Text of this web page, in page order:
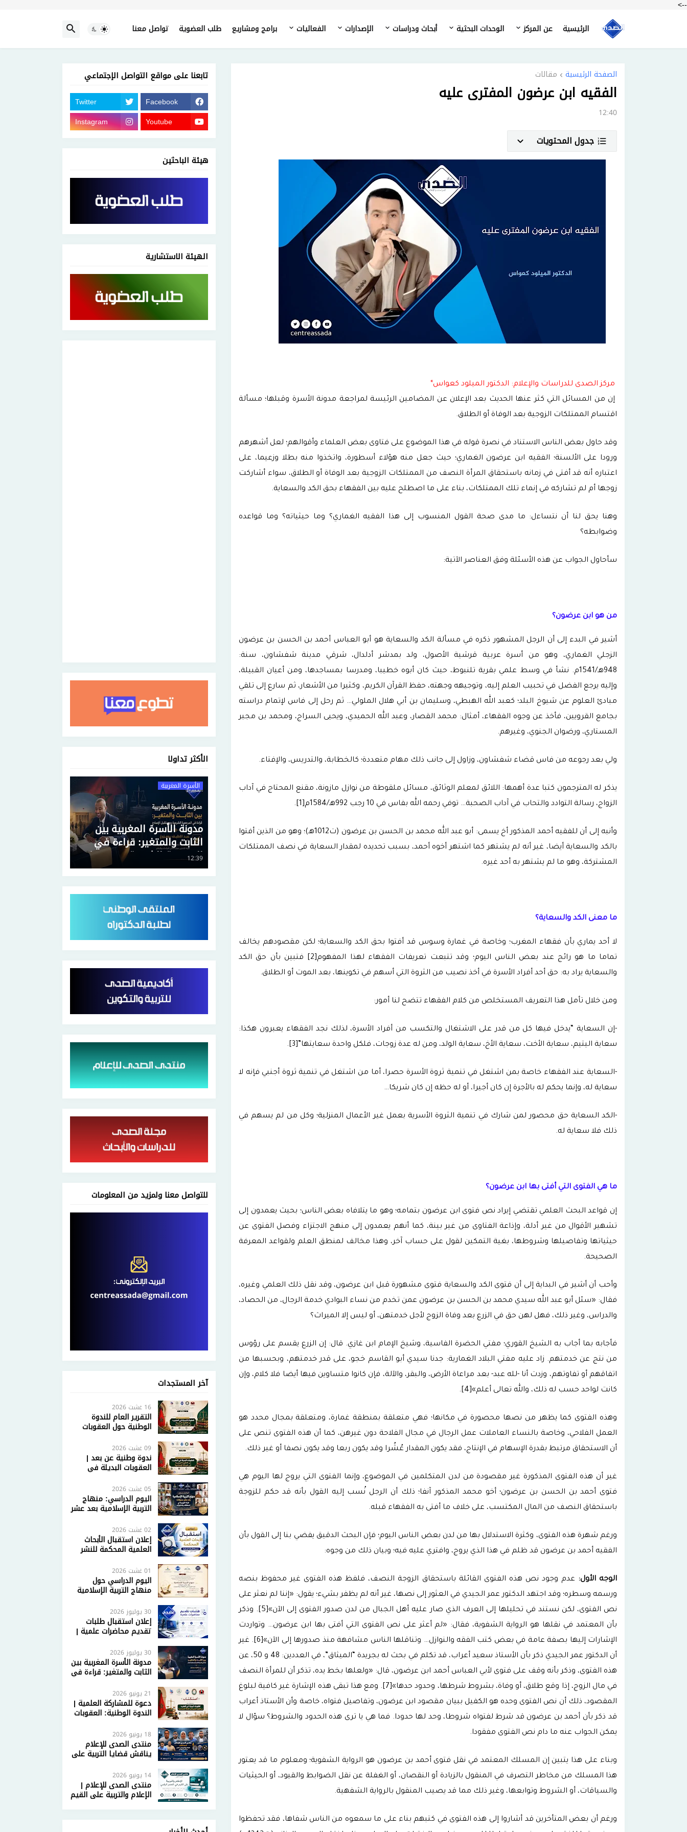
-->
الرئيسية
عن المركز الوحدات البحثية أبحاث ودراسات الإصدارات الفعاليات برامج ومشاريع طلب العضوية تواصل معنا
الصفحة الرئيسية مقالات
الفقيه ابن عرضون المفترى عليه
12:40
جدول المحتويات
مركز الصدى للدراسات والإعلام: الدكتور الميلود كعواس*
إن من المسائل التي كثر عنها الحديث بعد الإعلان عن المضامين الرئيسة لمراجعة مدونة الأسرة وقبلها؛ مسألة
اقتسام الممتلكات الزوجية بعد الوفاة أو الطلاق.
وقد حاول بعض الناس الاستناد في نصرة قوله في هذا الموضوع على فتاوى بعض العلماء وأقوالهم؛ لعل أشهرهم
ورودا على الألسنة؛ الفقيه ابن عرضون الغماري؛ حيث جعل منه هؤلاء أسطورة، واتخذوا منه بطلا وزعيما، على
اعتباره أنه قد أفتى في زمانه باستحقاق المرأة النصف من الممتلكات الزوجية بعد الوفاة أو الطلاق، سواء أشاركت
زوجها أم لم تشاركه في إنماء تلك الممتلكات، بناء على ما اصطلح عليه بين الفقهاء بحق الكد والسعاية.
وهنا يحق لنا أن نتساءل: ما مدى صحة القول المنسوب إلى هذا الفقيه الغماري؟ وما حيثياته؟ وما قواعده
وضوابطه؟
سأحاول الجواب عن هذه الأسئلة وفق العناصر الآتية:
من هو ابن عرضون؟
أشير في البدء إلى أن الرجل المشهور ذكره في مسألة الكد والسعاية هو أبو العباس أحمد بن الحسن بن عرضون
الزجلي الغماري، وهو من أسرة عربية قرشية الأصول، ولد بمدشر أدلدال، شرقي مدينة شفشاون، سنة:
948هـ/1541م. نشأ في وسط علمي بقرية تلنبوط، حيث كان أبوه خطيبا، ومدرسا بمساجدها، ومن أعيان القبيلة،
وإليه يرجع الفضل في تحبيب العلم إليه، وتوجيهه وجهته، حفظ القرآن الكريم، وكثيرا من الأشعار، ثم سارع إلى تلقي
مبادئ العلوم عن شيوخ البلد؛ كعبد الله الهبطي، وسليمان بن أبي هلال الملولي… ثم رحل إلى فاس لإتمام دراسته
بجامع القرويين، فأخذ عن وجوه الفقهاء، أمثال: محمد القصار، وعبد الله الحميدي، ويحيى السراج، ومحمد بن مجبر
المستاري، ورضوان الجنوي، وغيرهم.
ولي بعد رجوعه من فاس قضاء شفشاون، وزاول إلى جانب ذلك مهام متعددة؛ كالخطابة، والتدريس، والإفتاء.
يذكر له المترجمون كتبا عدة أهمها: اللائق لمعلم الوثائق، مسائل ملقوطة من نوازل مازونة، مقنع المحتاج في آداب
الزواج، رسالة التوادد والتحاب في آداب الصحبة… توفي رحمه الله بفاس في 10 رجب 992هـ/1584م[1].
وأنبه إلى أن للفقيه أحمد المذكور أخ يسمى: أبو عبد الله محمد بن الحسن بن عرضون (ت1012هـ)؛ وهو من الذين أفتوا
بالكد والسعاية أيضا، غير أنه لم يشتهر كما اشتهر أخوه أحمد، بسبب تحديده لمقدار السعاية في نصف الممتلكات
المشتركة، وهو ما لم يشتهر به أحد غيره.
ما معنى الكد والسعاية؟
لا أحد يماري بأن فقهاء المغرب؛ وخاصة في غمارة وسوس قد أفتوا بحق الكد والسعاية؛ لكن مقصودهم يخالف
تماما ما هو رائج عند بعض الناس اليوم؛ وقد تتبعت تعريفات الفقهاء لهذا المفهوم[2] فتبين بأن حق الكد
والسعاية يراد به: حق أحد أفراد الأسرة في أخذ نصيب من الثروة التي أسهم في تكوينها، بعد الموت أو الطلاق.
ومن خلال تأمل هذا التعريف المستخلص من كلام الفقهاء تتضح لنا أمور:
-إن السعاية “يدخل فيها كل من قدر على الاشتغال والتكسب من أفراد الأسرة، لذلك نجد الفقهاء يعبرون هكذا:
سعاية اليتيم، سعاية الأخت، سعاية الأخ، سعاية الولد، ومن له عدة زوجات، فلكل واحدة سعايتها”[3].
-السعاية عند الفقهاء خاصة بمن اشتغل في تنمية ثروة الأسرة حصرا، أما من اشتغل في تنمية ثروة أجنبي فإنه لا
سعاية له، وإنما يحكم له بالأجرة إن كان أجيرا، أو له حظه إن كان شريكا…
-الكد السعاية حق محصور لمن شارك في تنمية الثروة الأسرية بعمل غير الأعمال المنزلية؛ وكل من لم يسهم في
ذلك فلا سعاية له.
ما هي الفتوى التي أفتى بها ابن عرضون؟
إن قواعد البحث العلمي تقتضي إيراد نص فتوى ابن عرضون بتمامه؛ وهو ما يتلافاه بعض الناس؛ بحيث يعمدون إلى
تشهير الأقوال من غير أدلة، وإذاعة الفتاوى من غير بينة، كما أنهم يعمدون إلى منهج الاجتزاء وفصل الفتوى عن
حيثياتها وتفاصيلها وشروطها، بغية التمكين لقول على حساب آخر، وهذا مخالف لمنطق العلم ولقواعد المعرفة
الصحيحة.
وأحب أن أشير في البداية إلى أن فتوى الكد والسعاية فتوى مشهورة قبل ابن عرضون، وقد نقل ذلك العلمي وغيره،
فقال: «سئل أبو عبد الله سيدي محمد بن الحسن بن عرضون عمن تخدم من نساء البوادي خدمة الرجال، من الحصاد،
والدراس، وغير ذلك، فهل لهن حق في الزرع بعد وفاة الزوج لأجل خدمتهن، أو ليس إلا الميراث؟
فأجابه بما أجاب به الشيخ القوري؛ مفتي الحضرة الفاسية، وشيخ الإمام ابن غازي. قال: إن الزرع يقسم على رؤوس
من نتج عن خدمتهم. زاد عليه مفتي البلاد الغمارية: جدنا سيدي أبو القاسم خجو، على قدر خدمتهم، وبحسبها من
اتفاقهم أو تفاوتهم، وزدت أنا -لله عبد- بعد مراعاة الأرض، والبقر، والآلة، فإن كانوا متساوين فيها أيضا فلا كلام، وإن
كانت لواحد حسب له ذلك، والله تعالى أعلم»[4].
وهذه الفتوى كما يظهر من نصها محصورة في مكانها؛ فهي متعلقة بمنطقة غمارة، ومتعلقة بمجال محدد هو
العمل الفلاحي، وخاصة بالنساء العاملات عمل الرجال في مجال الفلاحة دون غيرهن، كما أن هذه الفتوى تنص على
أن الاستحقاق مرتبط بقدرة الإسهام في الإنتاج، فقد يكون المقدار عُشُرا وقد يكون ربعا وقد يكون نصفا أو غير ذلك.
غير أن هذه الفتوى المذكورة غير مقصودة من لدن المتكلمين في الموضوع، وإنما الفتوى التي يروج لها اليوم هي
فتوى أحمد بن الحسن بن عرضون؛ أخو محمد المذكور آنفا؛ ذلك أن الرجل نُسب إليه القول بأنه قد حكم للزوجة
باستحقاق النصف من المال المكتسب، على خلاف ما أفتى به الفقهاء قبله.
ورغم شهرة هذه الفتوى، وكثرة الاستدلال بها من لدن بعض الناس اليوم؛ فإن البحث الدقيق يفضي بنا إلى القول بأن
الفقيه أحمد بن عرضون قد ظلم في هذا الذي يروج، وافتري عليه فيه؛ وبيان ذلك من وجوه:
الوجه الأول: عدم وجود نص هذه الفتوى القائلة باستحقاق الزوجة النصف، فلفظ هذه الفتوى غير محفوظ بنصه
ورسمه وسطره؛ وقد اجتهد الدكتور عمر الجيدي في العثور إلى نصها، غير أنه لم يظفر بشيء؛ يقول: «إننا لم نعثر على
نص الفتوى، لكن نستند في تحليلها إلى العرف الذي صار عليه أهل الجبال من لدن صدور الفتوى إلى الآن»[5]. وذكر
بأن المعتمد في نقلها هو الرواية الشفوية، فقال: «لم أعثر على نص الفتوى التي أفتى بها ابن عرضون… وتواردت
الإشارات إليها بصفة عامة في بعض كتب الفقه والنوازل… وتناقلها الناس مشافهة منذ صدورها إلى الآن»[6]. غير
أن الدكتور عمر الجيدي ذكر بأن الأستاذ سعيد أعراب، قد تكلم في بحث له بجريدة “الميثاق”، في العددين: 48 و 50، عن
هذه الفتوى، وذكر بأنه وقف على فتوى لأبي العباس أحمد ابن عرضون، قال: «ولعلها بخط يده، تذكر أن للمرأة النصف
في مال الزوج، إذا وقع طلاق، أو وفاة، بشروط شرطها، وحدود حدها»[7]. ومع هذا تبقى هذه الإشارة غير كافية لبلوغ
المقصود، ذلك أن نص الفتوى وحده هو الكفيل ببيان مقصود ابن عرضون، وتفاصيل فتواه، خاصة وأن الأستاذ أعراب
قد ذكر بأن أحمد بن عرضون قد شرط لفتواه شروطا، وحد لها حدودا. فما هي يا ترى هذه الحدود والشروط؟ سؤال لا
يمكن الجواب عنه ما دام نص الفتوى مفقودا.
وبناء على هذا يتبين إن المسلك المعتمد في نقل فتوى أحمد بن عرضون هو الرواية الشفوية؛ ومعلوم ما قد يعتور
هذا المسلك من مخاطر التصرف في المنقول بالزيادة أو النقصان، أو الغفلة عن نقل الضوابط والقيود، أو الحيثيات
والسياقات، أو الشروط وتوابعها، وغير ذلك مما قد يصيب المنقول بالرواية الشفهية.
ورغم أن بعض المتأخرين قد أشاروا إلى هذه الفتوى في كتبهم بناء على ما سمعوه من الناس شفاها، فقد تحفظوا
تابعنا على مواقع التواصل الإجتماعي
Facebook
Twitter
Youtube
Instagram
هيئة الباحثين
الهيئة الاستشارية
الأكثر تداولا
الأسرة المغربية
مدونة الأسرة المغربية بين
الثابت والمتغير: قراءة في
المرجعية الشرعية ومستقبل
الإصلاح
12:39
للتواصل معنا ولمزيد من المعلومات
آخر المستجدات
16 غشت 2026
التقرير العام للندوة
الوطنية حول العقوبات
العقوبة الزجرية إلى
العدالة الإصلاحية
09 غشت 2026
ندوة وطنية عن بعد |
العقوبات البديلة في
الزجرية إلى العدالة
الإصلاحية
05 غشت 2026
اليوم الدراسي: منهاج
التربية الإسلامية بعد عشر
في المنطلقات والاختيارات
02 غشت 2026
إعلان استقبال الأبحاث
العلمية المحكمة للنشر
| سلسلة الأبحاث المحكمة
– العدد الأول 2026
01 غشت 2026
اليوم الدراسي حول
منهاج التربية الإسلامية
30 يوليوز 2026
إعلان استقبال طلبات
تقديم محاضرات علمية |
والإعلام
30 يوليوز 2026
مدونة الأسرة المغربية بين
الثابت والمتغير: قراءة في
ومستقبل الإصلاح
21 يونيو 2026
دعوة للمشاركة العلمية |
الندوة الوطنية: العقوبات
العقوبة الزجرية إلى
العدالة الإصلاحية
18 يونيو 2026
منتدى الصدى للإعلام
يناقش قضايا التربية على
بمشاركة أكاديمية
وإعلامية واسعة
14 يونيو 2026
منتدى الصدى للإعلام |
الإعلام والتربية على القيم